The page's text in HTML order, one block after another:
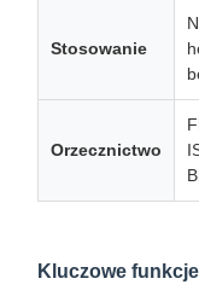
Stosowanie
Orzecznictwo
Kluczowe funkcje